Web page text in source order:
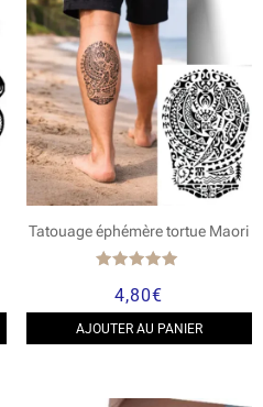
Tatouage éphémère tortue Maori
5.00
sur 5
4,80€
AJOUTER AU PANIER